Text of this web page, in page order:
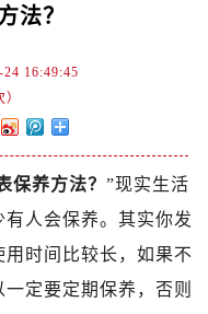
法？
16:49:45
）
保养方法？ ”现实生活
人会保养。其实你发
时间比较长，如果不
定要定期保养，否则